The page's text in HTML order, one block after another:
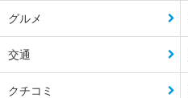
グルメ
交通
クチコミ